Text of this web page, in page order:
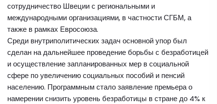
сотрудничество Швеции с региональными и
международными организациями, в частности СГБМ, а
также в рамках Евросоюза.
Среди внутриполитических задач основной упор был
сделан на дальнейшее проведение борьбы с безработицей
и осуществление запланированных мер в социальной
сфере по увеличению социальных пособий и пенсий
населению. Программным стало заявление премьера о
намерении снизить уровень безработицы в стране до 4% к